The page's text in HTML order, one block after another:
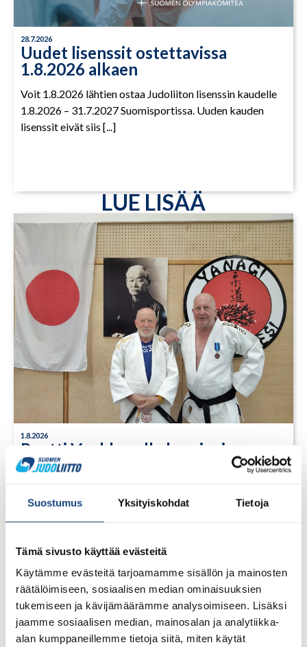
Suostumus Yksityiskohdat Tietoja
Tämä sivusto käyttää evästeitä
Käytämme evästeitä tarjoamamme sisällön ja mainosten
räätälöimiseen, sosiaalisen median ominaisuuksien
tukemiseen ja kävijämäärämme analysoimiseen. Lisäksi
jaamme sosiaalisen median, mainosalan ja analytiikka-
alan kumppaneillemme tietoja siitä, miten käytät
28.7.2026
Uudet lisenssit ostettavissa
1.8.2026 alkaen
Voit 1.8.2026 lähtien ostaa Judoliiton lisenssin kaudelle
1.8.2026 – 31.7.2027 Suomisportissa. Uuden kauden
lisenssit eivät siis [...]
LUE LISÄÄ
1.8.2026
Pentti Vauhkoselle harvinainen
huomionosoitus